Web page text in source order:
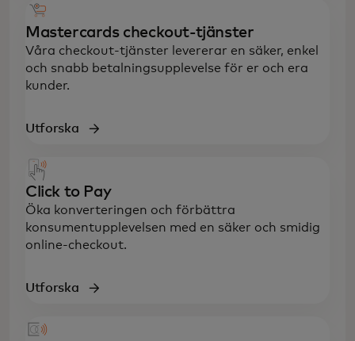
Mastercards checkout-tjänster
Våra checkout-tjänster levererar en säker, enkel
och snabb betalningsupplevelse för er och era
kunder.
Utforska
Click to Pay
Öka konverteringen och förbättra
konsumentupplevelsen med en säker och smidig
online-checkout.
Utforska